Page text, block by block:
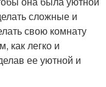
сложные и
свою комнату
как легко и
ее уютной и